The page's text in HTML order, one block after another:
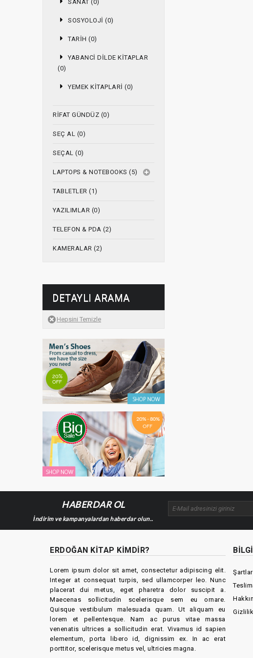
SANAT (0)
SOSYOLOJI (0)
TARIH (0)
YABANCI DILDE KITAPLAR
(0)
YEMEK KITAPLARI (0)
RIFAT GÜNDÜZ (0)
SEÇ AL (0)
SEÇAL (0)
LAPTOPS & NOTEBOOKS (5)
TABLETLER (1)
YAZILIMLAR (0)
TELEFON & PDA (2)
KAMERALAR (2)
DETAYLI ARAMA
HABERDAR OL
İndirim ve kampanyalardan haberdar olun..
ERDOĞAN KITAP KIMDIR?
Lorem ipsum dolor sit amet, consectetur adipiscing elit.
Integer at consequat turpis, sed ullamcorper leo. Nunc
placerat dui metus, eget pharetra dolor suscipit a.
Maecenas sollicitudin scelerisque sem eu ornare.
Quisque vestibulum malesuada quam. Ut aliquam eu
lorem et pellentesque. Nam ac purus vitae massa
venenatis ultrices a sollicitudin erat. Vivamus id sapien
elementum, porta libero id, dignissim ex. In ac erat
porttitor, scelerisque metus vel, ultricies magna.